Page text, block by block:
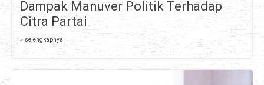
Dampak Manuver Politik Terhadap
Citra Partai
» selengkapnya